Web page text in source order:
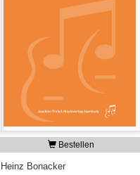
Bestellen
Heinz Bonacker